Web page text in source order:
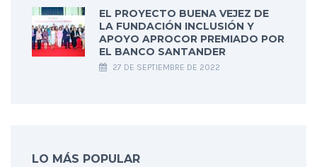
EL PROYECTO BUENA VEJEZ DE
LA FUNDACIÓN INCLUSIÓN Y
APOYO APROCOR PREMIADO POR
EL BANCO SANTANDER
27 DE SEPTIEMBRE DE 2022
LO MÁS POPULAR